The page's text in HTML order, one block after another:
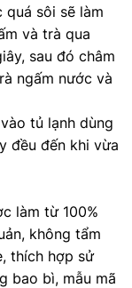
sôi sẽ làm
và trà qua
sau đó châm
ngấm nước và
tủ lạnh dùng
đều đến khi vừa
làm từ 100%
không tẩm
thích hợp sử
bao bì, mẫu mã